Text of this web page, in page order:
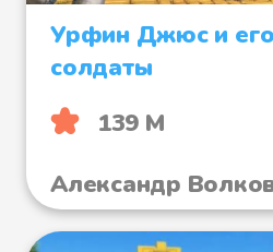
Урфин Джюс и
солдаты
139 М
Александр